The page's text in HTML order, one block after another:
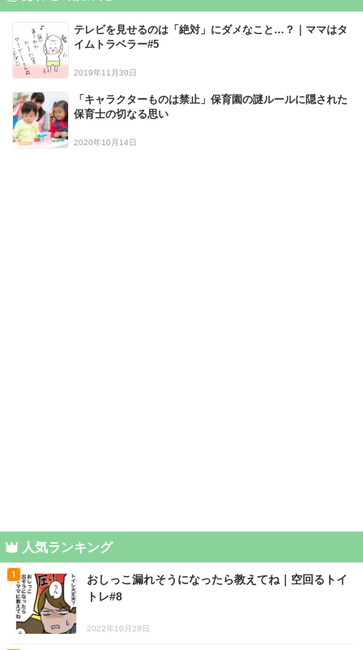
テレビを見せるのは「絶対」にダメなこと…？｜ママはタ
イムトラベラー#5
2019年11月30日
「キャラクターものは禁止」保育園の謎ルールに隠された
保育士の切なる思い
2020年10月14日
人気ランキング
おしっこ漏れそうになったら教えてね｜空回るトイ
トレ#8
2022年10月28日